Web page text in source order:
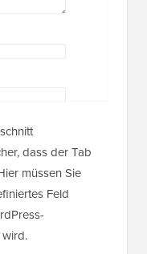
dass der Tab
müssen Sie
Feld